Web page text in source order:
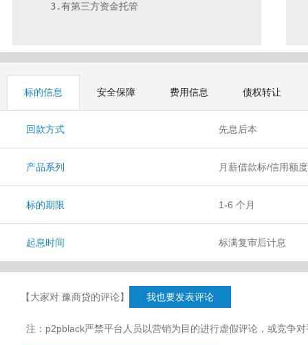
3.有第三方资金托管
标的信息 安全保障 费用信息 债权转让
回款方式 先息后本
产品系列 月薪借款标/信用额
标的期限 1-6 个月
起息时间 标满复审后计息
【大家对 豫商贷的评论】 我也要发表评论
注：p2pblack严禁平台人员以营销为目的进行虚假评论，或竞争